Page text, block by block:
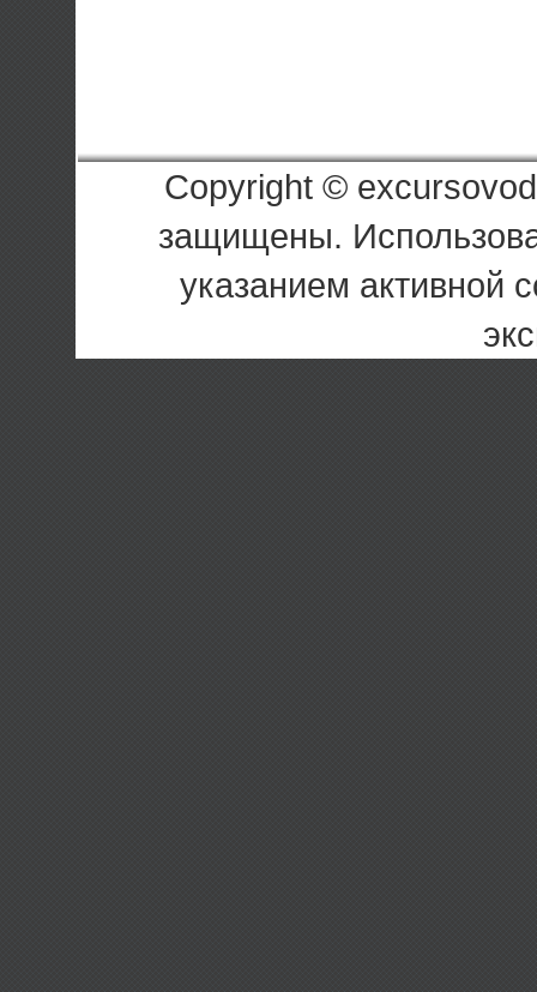
Copyright ©
защищены.
указанием активной